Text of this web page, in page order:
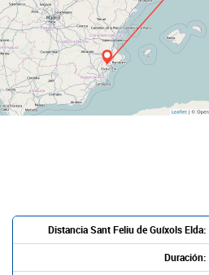
Distancia Sant Feliu de Guíxols Elda:
Duración: